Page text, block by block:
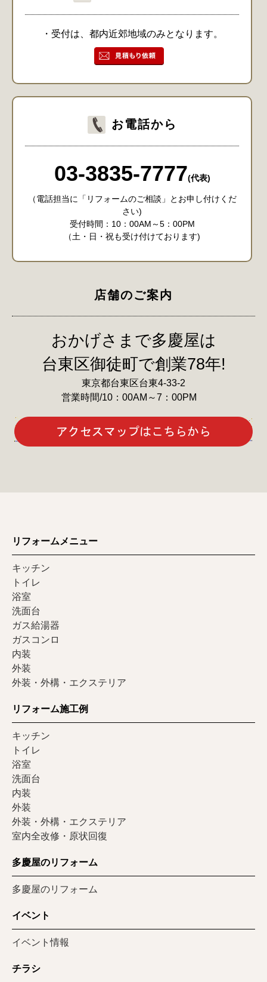
・受付は、都内近郊地域のみとなります。
お電話から
03-3835-7777(代表)
（電話担当に「リフォームのご相談」とお申し付けくだ
さい)
受付時間：10：00AM～5：00PM
（土・日・祝も受け付けております)
店舗のご案内
おかげさまで多慶屋は
台東区御徒町で創業78年!
東京都台東区台東4-33-2
営業時間/10：00AM～7：00PM
リフォームメニュー
キッチン
トイレ
浴室
洗面台
ガス給湯器
ガスコンロ
内装
外装
外装・外構・エクステリア
リフォーム施工例
キッチン
トイレ
浴室
洗面台
内装
外装
外装・外構・エクステリア
室内全改修・原状回復
多慶屋のリフォーム
多慶屋のリフォーム
イベント
イベント情報
チラシ